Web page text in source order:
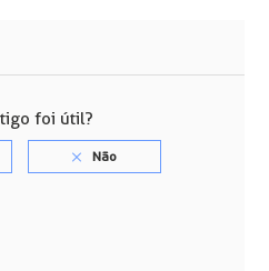
foi útil?